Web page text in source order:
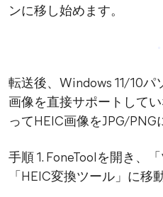
ンに移し始めます。
転送後、Windows 11/10パ
画像を直接サポートして
ってHEIC画像をJPG/PNG
手順 1. FoneToolを開き、
「HEIC変換ツール」に移